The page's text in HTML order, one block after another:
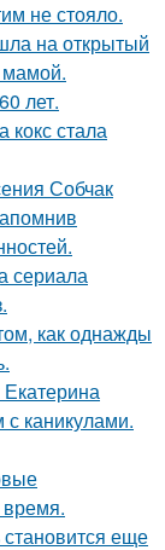
не стояло.
на открытый
мамой.
лет.
кокс стала
Собчак
сериала
как однажды
каникулами.
еще